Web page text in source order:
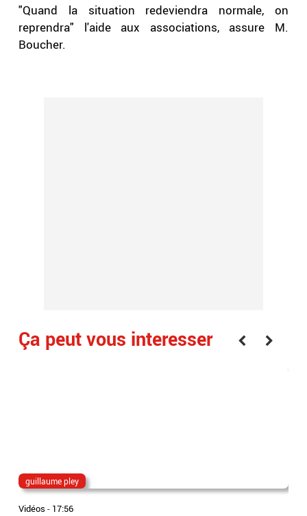
"Quand la situation redeviendra normale, on
reprendra" l'aide aux associations, assure M.
Boucher.
Ça peut vous interesser
guillaume pley
Vidéos - 17:56